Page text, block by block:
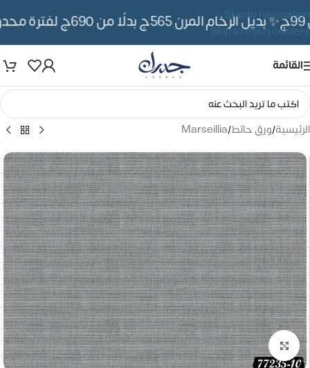
Skip to navigation
Skip to main content
✨ بديل الرخام المرن 565ج بدلًا من 690ج لفترة محدوده
القائمة
الرئيسية/ورق حائط/
Marseillia
تكبير الصورة